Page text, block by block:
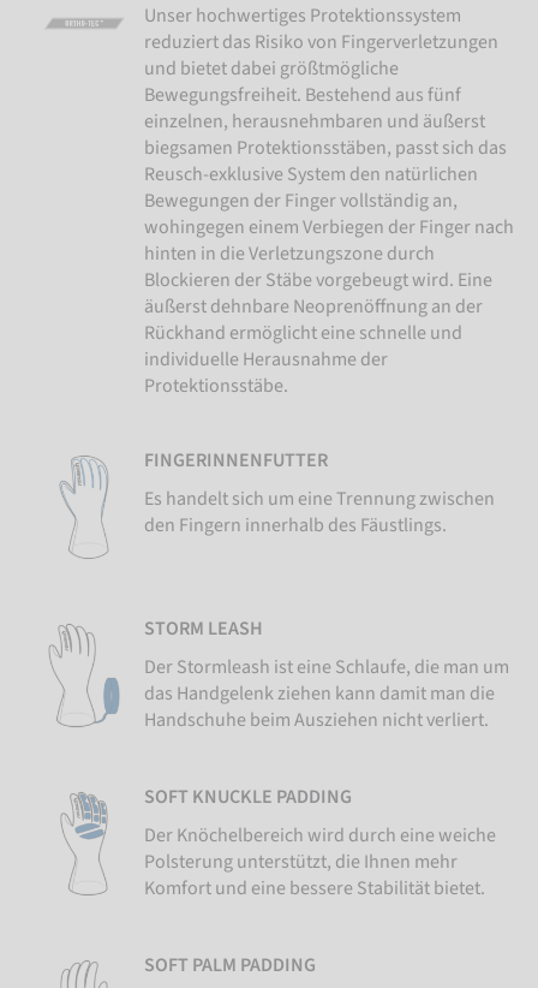
Unser hochwertiges Protektionssystem
reduziert das Risiko von Fingerverletzungen
und bietet dabei größtmögliche
Bewegungsfreiheit. Bestehend aus fünf
einzelnen, herausnehmbaren und äußerst
biegsamen Protektionsstäben, passt sich das
Reusch-exklusive System den natürlichen
Bewegungen der Finger vollständig an,
wohingegen einem Verbiegen der Finger nach
hinten in die Verletzungszone durch
Blockieren der Stäbe vorgebeugt wird. Eine
äußerst dehnbare Neoprenöffnung an der
Rückhand ermöglicht eine schnelle und
individuelle Herausnahme der
Protektionsstäbe.
FINGERINNENFUTTER
Es handelt sich um eine Trennung zwischen
den Fingern innerhalb des Fäustlings.
STORM LEASH
Der Stormleash ist eine Schlaufe, die man um
das Handgelenk ziehen kann damit man die
Handschuhe beim Ausziehen nicht verliert.
SOFT KNUCKLE PADDING
Der Knöchelbereich wird durch eine weiche
Polsterung unterstützt, die Ihnen mehr
Komfort und eine bessere Stabilität bietet.
SOFT PALM PADDING